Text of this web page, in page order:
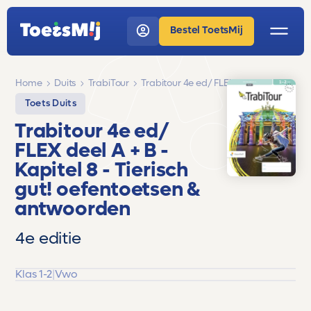
Bestel ToetsMij
Home Duits TrabiTour
Trabitour 4e ed/ FLEX deel A + B
Toets Duits
Trabitour 4e ed/
FLEX deel A + B-
Kapitel 8 - Tierisch
gut!oefentoetsen &
antwoorden
4e editie
Klas 1-2|Vwo